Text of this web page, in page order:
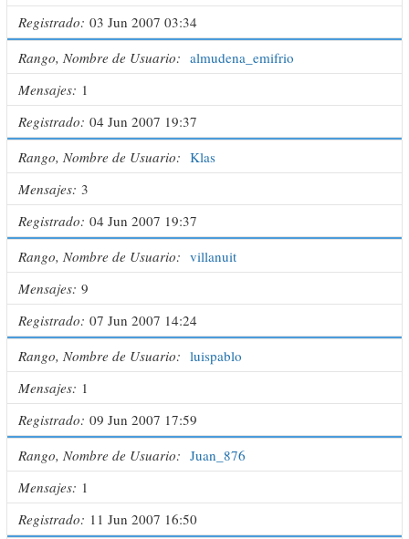
Registrado 03 Jun 2007 03:34
Rango, Nombre de Usuario
almudena_emifrio
Mensajes 1
Registrado 04 Jun 2007 19:37
Rango, Nombre de Usuario
Klas
Mensajes 3
Registrado 04 Jun 2007 19:37
Rango, Nombre de Usuario
villanuit
Mensajes 9
Registrado 07 Jun 2007 14:24
Rango, Nombre de Usuario
luispablo
Mensajes 1
Registrado 09 Jun 2007 17:59
Rango, Nombre de Usuario
Juan_876
Mensajes 1
Registrado
11 Jun 2007 16:50